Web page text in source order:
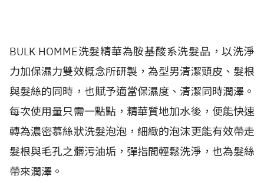
BULK HOMME洗髮精華為胺基酸系洗髮品，以洗淨
力加保濕力雙效概念所研製，為型男清潔頭皮、髮根
與髮絲的同時，也賦予適當保濕度、清潔同時潤澤。
每次使用量只需一點點，精華質地加水後，便能快速
轉為濃密慕絲狀洗髮泡泡，細緻的泡沫更能有效帶走
髮根與毛孔之髒污油垢，彈指間輕鬆洗淨，也為髮絲
帶來潤澤。